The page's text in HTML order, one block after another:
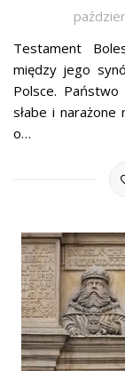
Testament
między jego
Polsce.
słabe i
o…